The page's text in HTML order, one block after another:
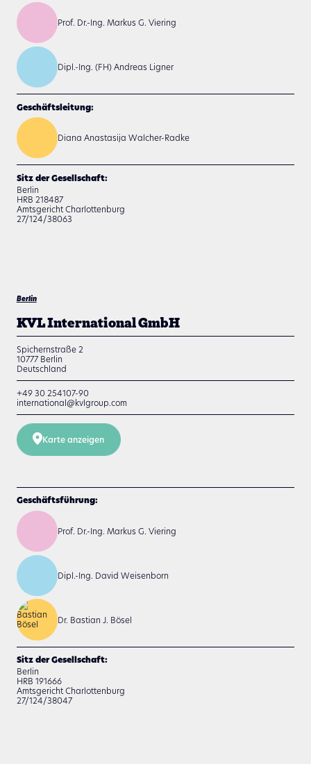
Prof. Dr.-Ing. Markus G. Viering
Dipl.-Ing. (FH) Andreas Ligner
Geschäftsleitung:
Diana Anastasija Walcher-Radke
Sitz der Gesellschaft:
Berlin
HRB 218487
Amtsgericht Charlottenburg
27/124/38063
Berlin
KVL International GmbH
Spichernstraße 2
10777 Berlin
Deutschland
+49 30 254107-90
international@kvlgroup.com
Karte anzeigen
Geschäftsführung:
Prof. Dr.-Ing. Markus G. Viering
Dipl.-Ing. David Weisenborn
Dr. Bastian J. Bösel
Sitz der Gesellschaft:
Berlin
HRB 191666
Amtsgericht Charlottenburg
27/124/38047